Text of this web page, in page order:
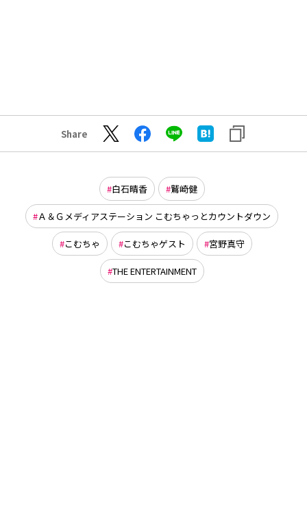
Share
白石晴香 鷲崎健
Ａ＆Ｇメディアステーション こむちゃっとカウントダウン
こむちゃ こむちゃゲスト 宮野真守
THE ENTERTAINMENT